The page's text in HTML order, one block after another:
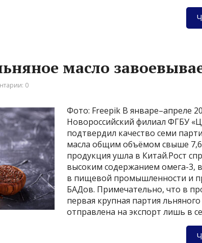
масло
0
Фото: Freepik В январе–апреле
Новороссийский филиал ФГБУ
подтвердил качество семи
масла общим объёмом свыше 7,6
продукция ушла в Китай.Рост
высоким содержанием омега-3,
в пищевой промышленности и
БАДов. Примечательно, что в
первая крупная партия
отправлена на экспорт лишь в